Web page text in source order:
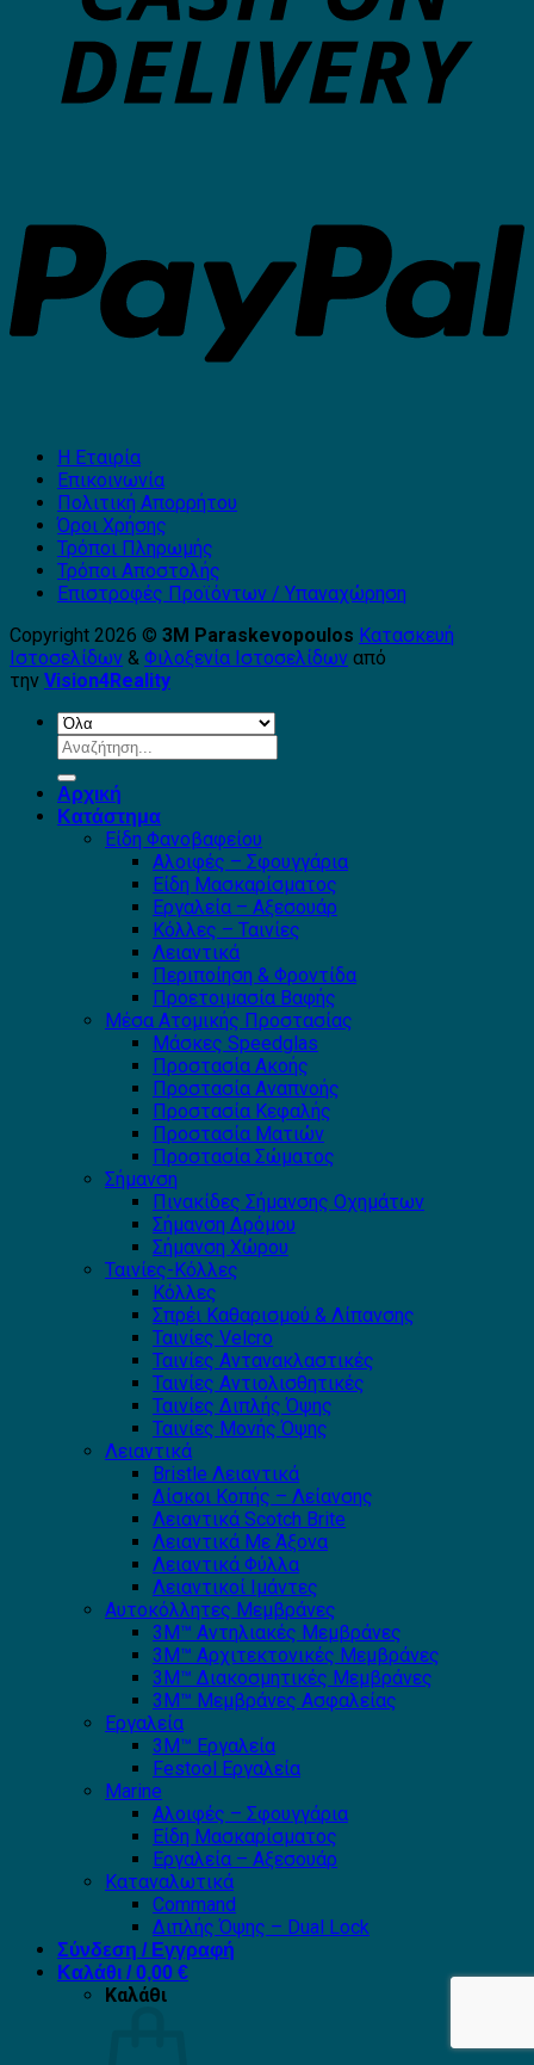
Η Εταιρία
Επικοινωνία
Πολιτική Απορρήτου
Όροι Χρήσης
Τρόποι Πληρωμής
Τρόποι Αποστολής
Επιστροφές Προϊόντων / Υπαναχώρηση
Copyright 2026 © 3Μ Paraskevopoulos Κατασκευή
Ιστοσελίδων & Φιλοξενία Ιστοσελίδων από
την Vision4Reality
Αναζήτηση
για:
Αρχική
Κατάστημα
Είδη Φανοβαφείου
Αλοιφές – Σφουγγάρια
Είδη Μασκαρίσματος
Εργαλεία – Αξεσουάρ
Κόλλες – Ταινίες
Λειαντικά
Περιποίηση & Φροντίδα
Προετοιμασία Βαφής
Μέσα Ατομικής Προστασίας
Μάσκες Speedglas
Προστασία Ακοής
Προστασία Αναπνοής
Προστασία Κεφαλής
Προστασία Ματιών
Προστασία Σώματος
Σήμανση
Πινακίδες Σήμανσης Οχημάτων
Σήμανση Δρόμου
Σήμανση Χώρου
Ταινίες-Κόλλες
Κόλλες
Σπρέι Καθαρισμού & Λίπανσης
Ταινίες Velcro
Ταινίες Αντανακλαστικές
Ταινίες Αντιολισθητικές
Ταινίες Διπλής Όψης
Ταινίες Μονής Όψης
Λειαντικά
Bristle Λειαντικά
Δίσκοι Κοπής – Λείανσης
Λειαντικά Scotch Brite
Λειαντικά Με Άξονα
Λειαντικά Φύλλα
Λειαντικοί Ιμάντες
Αυτοκόλλητες Μεμβράνες
3Μ™ Αντηλιακές Μεμβράνες
3Μ™ Αρχιτεκτονικές Μεμβράνες
3Μ™ Διακοσμητικές Μεμβράνες
3Μ™ Μεμβράνες Ασφαλείας
Εργαλεία
3Μ™ Εργαλεία
Festool Εργαλεία
Marine
Αλοιφές – Σφουγγάρια
Είδη Μασκαρίσματος
Εργαλεία – Αξεσουάρ
Καταναλωτικά
Command
Διπλής Όψης – Dual Lock
Σύνδεση / Εγγραφή
Καλάθι /0,00 €
Καλάθι